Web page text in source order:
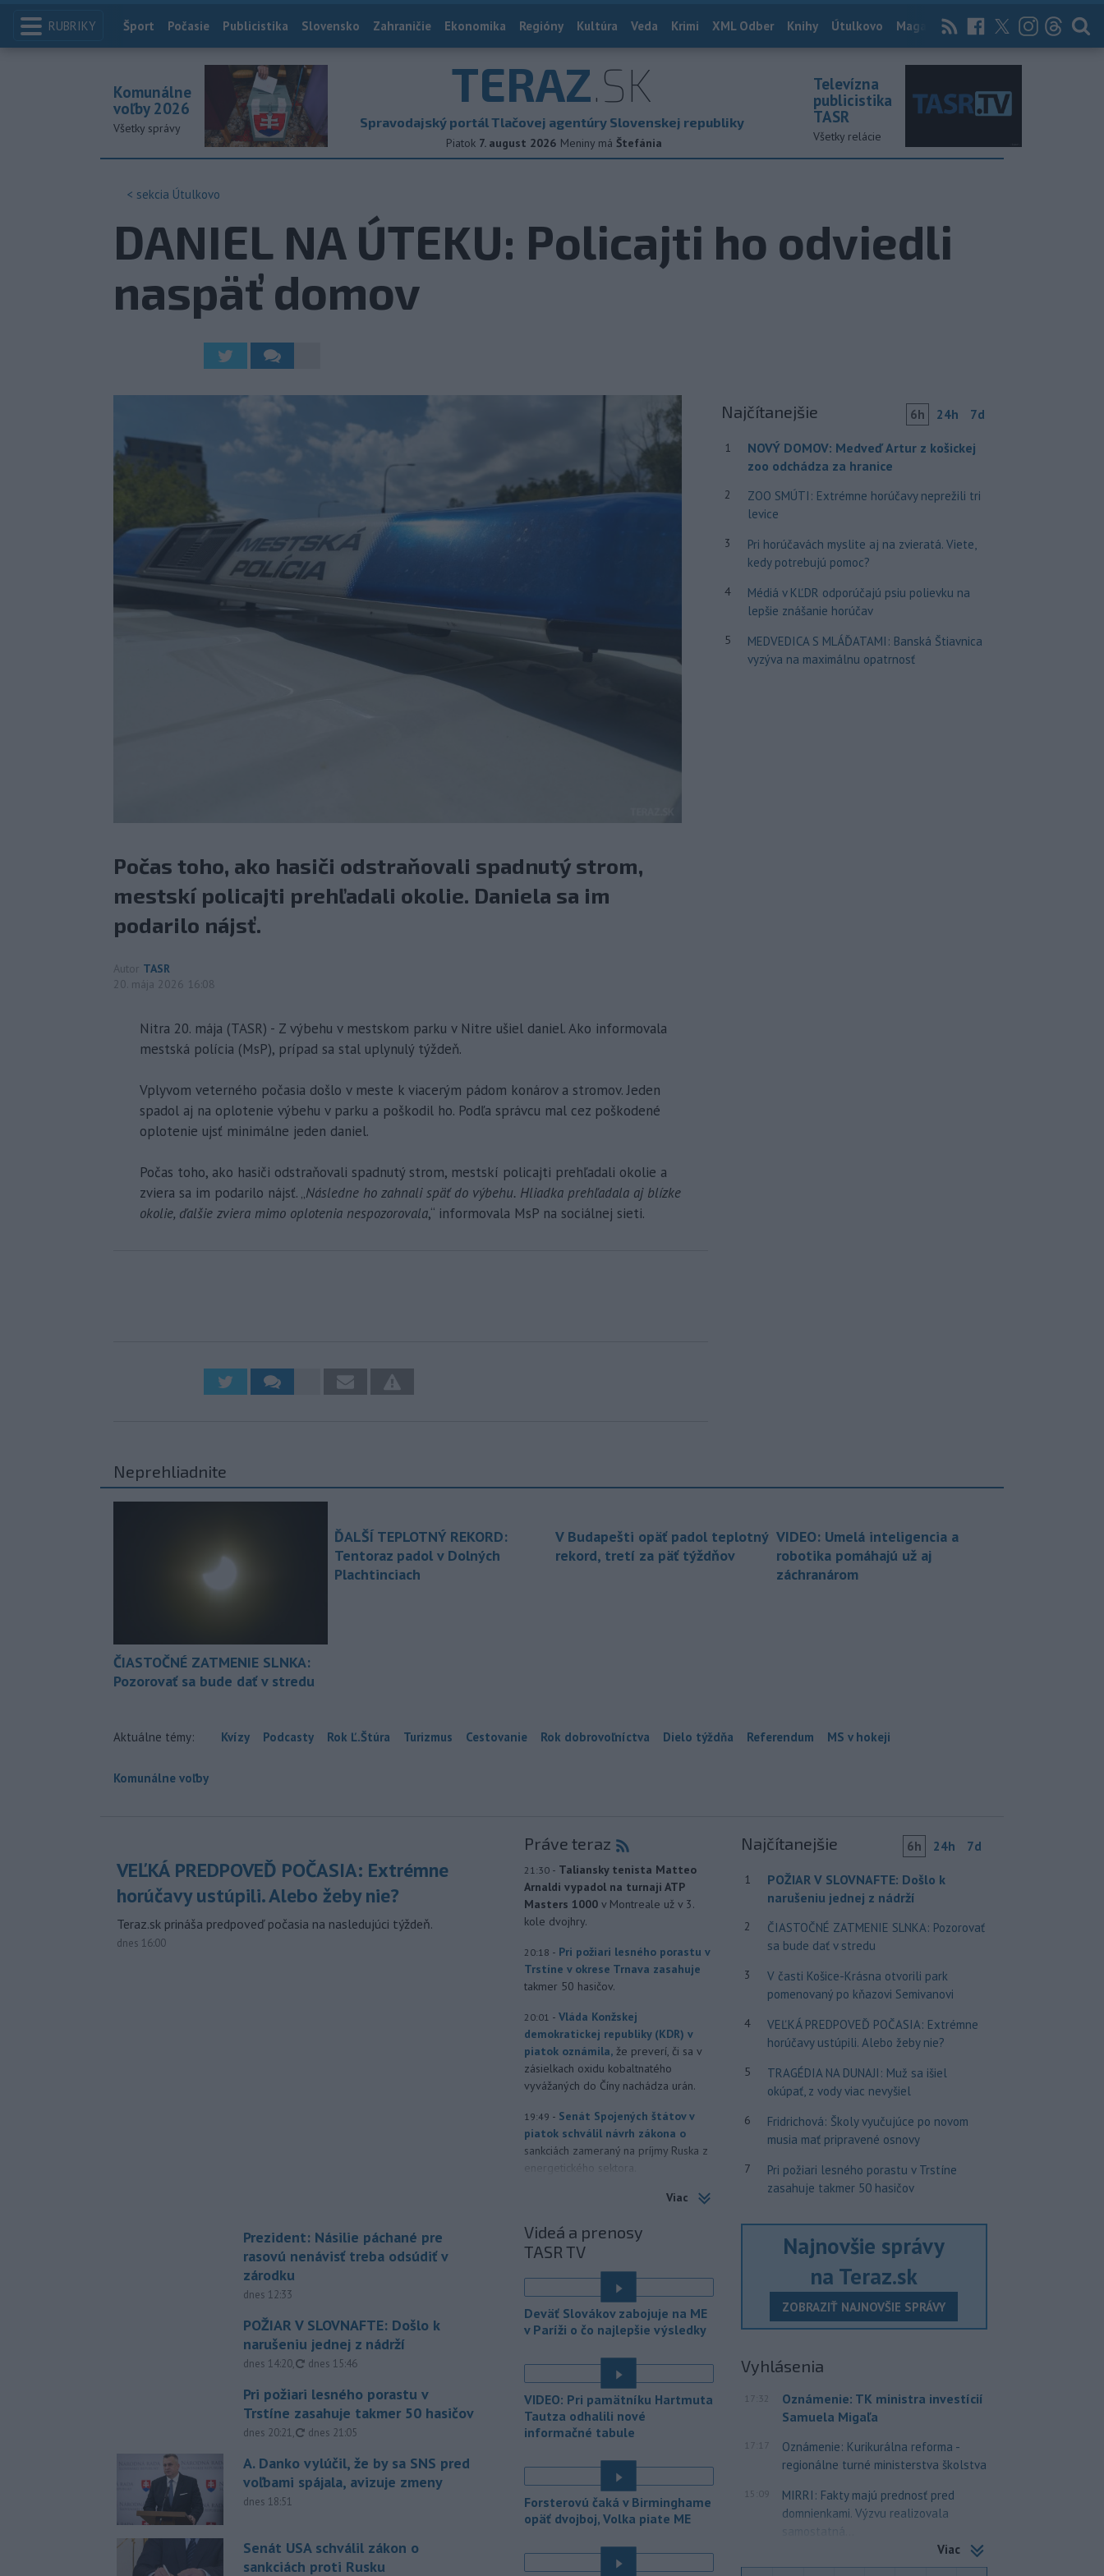
RUBRIKY Index
Šport Počasie Publicistika Slovensko Zahraničie Ekonomika Regióny Kultúra Veda Krimi XML Odber Knihy Útulkovo Magazín News Now Archív
TERAZ.SK
Spravodajský portál Tlačovej agentúry Slovenskej republiky
Piatok 7. august 2026 Meniny má Štefánia
Komunálne
voľby 2026
Všetky správy
Televízna
publicistika
TASR
Všetky relácie
< sekcia Útulkovo
DANIEL NA ÚTEKU: Policajti ho odviedli
naspäť domov
Počas toho, ako hasiči odstraňovali spadnutý strom,
mestskí policajti prehľadali okolie. Daniela sa im
podarilo nájsť.
Autor TASR
20. mája 2026 16:08
Nitra 20. mája (TASR) - Z výbehu v mestskom parku v Nitre ušiel daniel. Ako informovala
mestská polícia (MsP), prípad sa stal uplynulý týždeň.
Vplyvom veterného počasia došlo v meste k viacerým pádom konárov a stromov. Jeden
spadol aj na oplotenie výbehu v parku a poškodil ho. Podľa správcu mal cez poškodené
oplotenie ujsť minimálne jeden daniel.
Počas toho, ako hasiči odstraňovali spadnutý strom, mestskí policajti prehľadali okolie a
zviera sa im podarilo nájsť. „Následne ho zahnali späť do výbehu. Hliadka prehľadala aj blízke
okolie, ďalšie zviera mimo oplotenia nespozorovala,“ informovala MsP na sociálnej sieti.
Najčítanejšie 6h 24h 7d
1
NOVÝ DOMOV: Medveď Artur z košickej
zoo odchádza za hranice
2
ZOO SMÚTI: Extrémne horúčavy neprežili tri
levice
3
Pri horúčavách myslite aj na zvieratá. Viete,
kedy potrebujú pomoc?
4
Médiá v KĽDR odporúčajú psiu polievku na
lepšie znášanie horúčav
5
MEDVEDICA S MLÁĎATAMI: Banská Štiavnica
vyzýva na maximálnu opatrnosť
Neprehliadnite
ČIASTOČNÉ ZATMENIE SLNKA:
Pozorovať sa bude dať v stredu
ĎALŠÍ TEPLOTNÝ REKORD:
Tentoraz padol v Dolných
Plachtinciach
V Budapešti opäť padol teplotný
rekord, tretí za päť týždňov
VIDEO: Umelá inteligencia a
robotika pomáhajú už aj
záchranárom
Aktuálne témy: Kvízy Podcasty Rok Ľ.Štúra Turizmus Cestovanie Rok dobrovoľníctva Dielo týždňa Referendum MS v hokeji
Komunálne voľby
VEĽKÁ PREDPOVEĎ POČASIA: Extrémne
horúčavy ustúpili. Alebo žeby nie?
Teraz.sk prináša predpoveď počasia na nasledujúci týždeň.
dnes 16:00
Prezident: Násilie páchané pre
rasovú nenávisť treba odsúdiť v
zárodku
dnes 12:33
POŽIAR V SLOVNAFTE: Došlo k
narušeniu jednej z nádrží
dnes 14:20, aktualizované
dnes 15:46
Pri požiari lesného porastu v
Trstíne zasahuje takmer 50 hasičov
dnes 20:21, aktualizované
dnes 21:05
A. Danko vylúčil, že by sa SNS pred
voľbami spájala, avizuje zmeny
dnes 18:51
Senát USA schválil zákon o
sankciách proti Rusku
Práve teraz
21:30 - Taliansky tenista Matteo
Arnaldi vypadol na turnaji ATP
Masters 1000 v Montreale už v 3.
kole dvojhry.
20:18 - Pri požiari lesného porastu v
Trstíne v okrese Trnava zasahuje
takmer 50 hasičov.
20:01 - Vláda Konžskej
demokratickej republiky (KDR) v
piatok oznámila, že preverí, či sa v
zásielkach oxidu kobaltnatého
vyvážaných do Číny nachádza urán.
19:49 - Senát Spojených štátov v
piatok schválil návrh zákona o
sankciách zameraný na príjmy Ruska z
energetického sektora.
Slovenská polícia prispela k
ktorý sa podarilo ukončiť
právoplatným odsúdením páchateľa v
15:21 - Piatkový požiar v
bratislavskej rafinérii Slovnaft je
pod kontrolou.Príčina jeho vzniku
TASR to potvrdil hovorca rafinérie
Anton Molnár.
15:17 - Ministerstvo kultúry (MK) SR
upraví verziu opatrenia o
pôsobnosti rezortu.
14:17 -
V bratislavskej rafinérii
Slovnaft horí uskladnený ropný
produkt.
TASR o tom informovala
rafinéria s tým, že obyvateľom nehrozí
Viac
Videá a prenosy
TASR TV
Deväť Slovákov zabojuje na ME
v Paríži o čo najlepšie výsledky
VIDEO: Pri pamätníku Hartmuta
Tautza odhalili nové
informačné tabule
Forsterovú čaká v Birminghame
opäť dvojboj, Volka piate ME
Najčítanejšie 6h 24h 7d
1
POŽIAR V SLOVNAFTE: Došlo k
narušeniu jednej z nádrží
2
ČIASTOČNÉ ZATMENIE SLNKA: Pozorovať
sa bude dať v stredu
3
V časti Košice-Krásna otvorili park
pomenovaný po kňazovi Semivanovi
4
VEĽKÁ PREDPOVEĎ POČASIA: Extrémne
horúčavy ustúpili. Alebo žeby nie?
5
TRAGÉDIA NA DUNAJI: Muž sa išiel
okúpať, z vody viac nevyšiel
6
Fridrichová: Školy vyučujúce po novom
musia mať pripravené osnovy
7
Pri požiari lesného porastu v Trstíne
zasahuje takmer 50 hasičov
Najnovšie správy
na Teraz.sk
ZOBRAZIŤ NAJNOVŠIE SPRÁVY
Vyhlásenia
17:32
Oznámenie: TK ministra investícií
Samuela Migaľa
17:17
Oznámenie: Kurikurálna reforma -
regionálne turné ministerstva školstva
15:09
MIRRI: Fakty majú prednosť pred
domnienkami. Výzvu realizovala
samostatná...
Viac